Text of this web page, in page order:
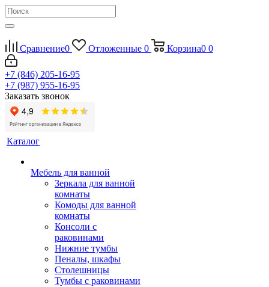
Сравнение0 Отложенные 0 Корзина0 0
+7 (846) 205-16-95
+7 (987) 955-16-95
Заказать звонок
Каталог
Мебель для ванной
Зеркала для ванной
комнаты
Комоды для ванной
комнаты
Консоли с
раковинами
Нижние тумбы
Пеналы, шкафы
Столешницы
Тумбы с раковинами